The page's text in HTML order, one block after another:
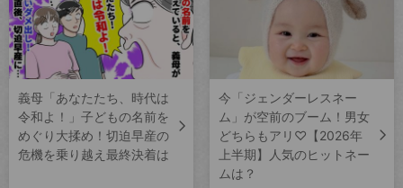
義母「あなたたち、時代は
令和よ！」子どもの名前を
めぐり大揉め！切迫早産の
危機を乗り越え最終決着は
今「ジェンダーレスネー
ム」が空前のブーム！男女
どちらもアリ♡【2026年
上半期】人気のヒットネー
ムは？